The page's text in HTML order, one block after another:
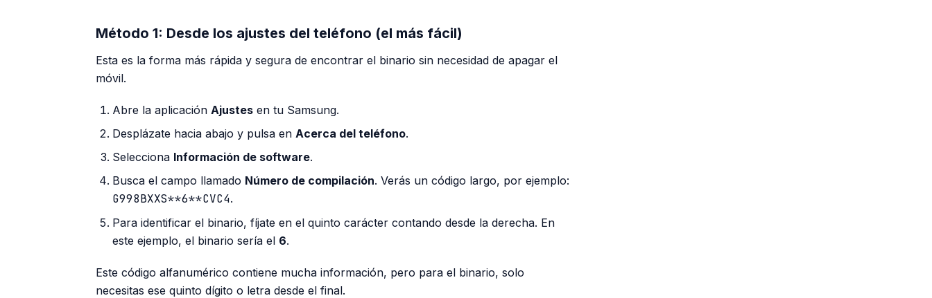
Método 1: Desde los ajustes del teléfono (el más fácil)
Esta es la forma más rápida y segura de encontrar el binario sin necesidad de apagar el
móvil.
Abre la aplicación Ajustes en tu Samsung.
Desplázate hacia abajo y pulsa en Acerca del teléfono.
Selecciona Información de software.
Busca el campo llamado Número de compilación. Verás un código largo, por ejemplo:
G998BXXS**6**CVC4.
Para identificar el binario, fíjate en el quinto carácter contando desde la derecha. En
este ejemplo, el binario sería el 6.
Este código alfanumérico contiene mucha información, pero para el binario, solo
necesitas ese quinto dígito o letra desde el final.